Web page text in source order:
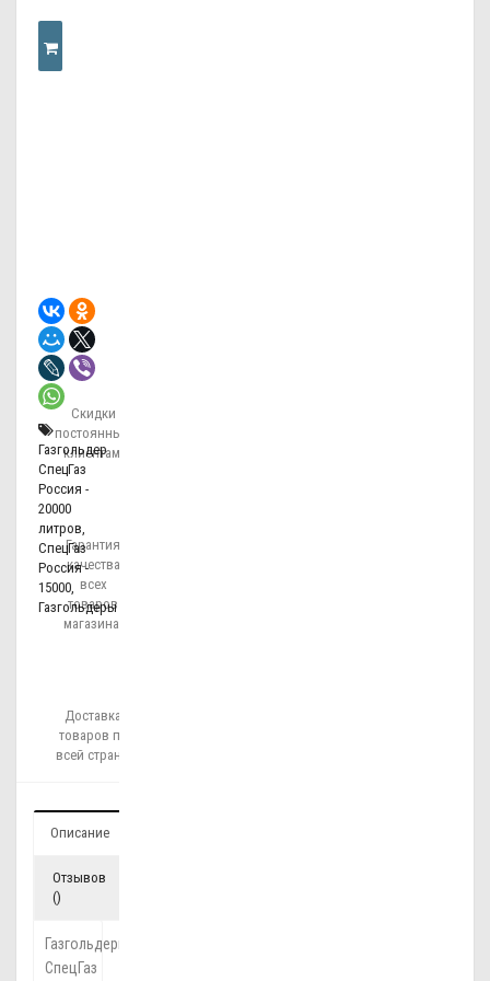
Газгольдер
СпецГаз
Россия -
20000
литров,
СпецГаз
Россия -
15000,
Газгольдеры
Скидки
постоянным
клиентам!
Гарантия
качества
всех
товаров
магазина!
Доставка
товаров по
всей стране!
Описание
Отзывов
()
Газгольдеры
СпецГаз